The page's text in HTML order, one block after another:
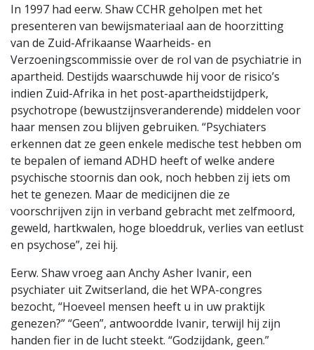
In 1997 had eerw. Shaw CCHR geholpen met het
presenteren van bewijsmateriaal aan de hoorzitting
van de Zuid-Afrikaanse Waarheids- en
Verzoeningscommissie over de rol van de psychiatrie in
apartheid. Destijds waarschuwde hij voor de risico’s
indien Zuid-Afrika in het post-apartheidstijdperk,
psychotrope (bewustzijnsveranderende) middelen voor
haar mensen zou blijven gebruiken. “Psychiaters
erkennen dat ze geen enkele medische test hebben om
te bepalen of iemand ADHD heeft of welke andere
psychische stoornis dan ook, noch hebben zij iets om
het te genezen. Maar de medicijnen die ze
voorschrijven zijn in verband gebracht met zelfmoord,
geweld, hartkwalen, hoge bloeddruk, verlies van eetlust
en psychose”, zei hij.
Eerw. Shaw vroeg aan Anchy Asher Ivanir, een
psychiater uit Zwitserland, die het WPA-congres
bezocht, “Hoeveel mensen heeft u in uw praktijk
genezen?” “Geen”, antwoordde Ivanir, terwijl hij zijn
handen fier in de lucht steekt. “Godzijdank, geen.”